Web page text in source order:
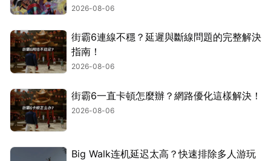
2026-08-06
街霸6連線不穩？延遲與斷線問題的完整解決
指南！
2026-08-06
街霸6一直卡頓怎麼辦？網路優化這樣解決！
2026-08-06
Big Walk连机延迟太高？快速排除多人游玩